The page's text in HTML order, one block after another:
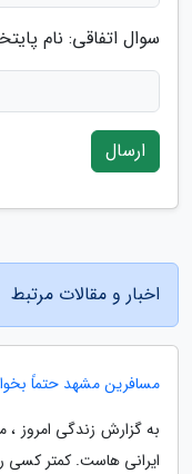
سوال اتفاقی: نام
ارسال
اخبار و مقالات مرتبط
مسافرین مشهد حتماً
به گزارش زندگی امروز ،
ایرانی هاست. کمتر کسی